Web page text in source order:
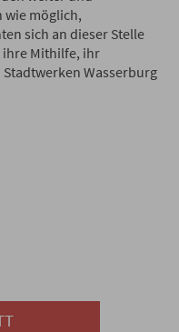
wie möglich,
sich an dieser Stelle
ihre Mithilfe, ihr
Wasserburg